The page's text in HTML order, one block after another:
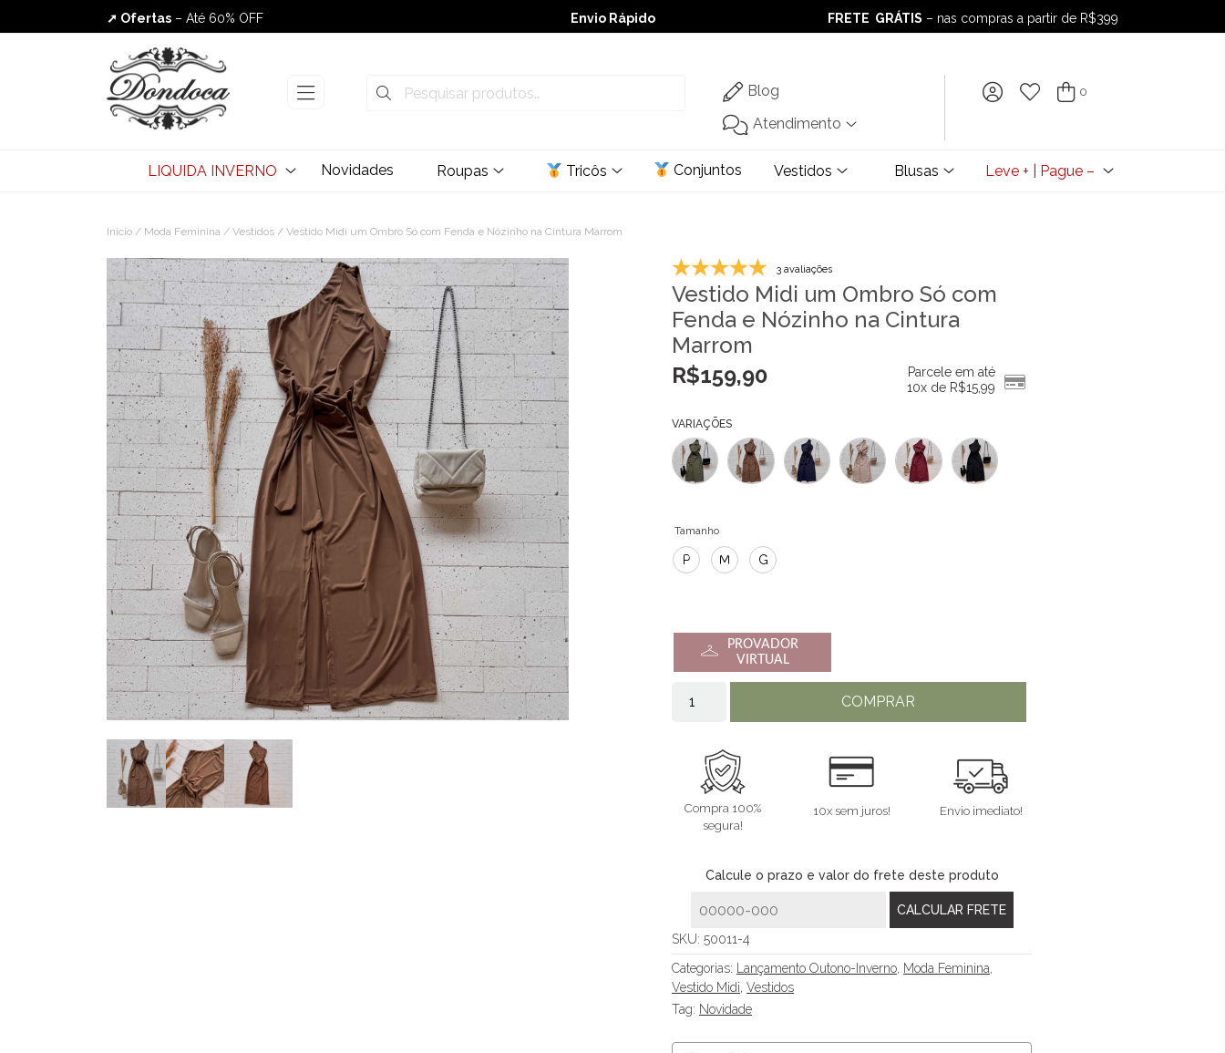
➚ Ofertas – Até 60% OFF
Envio Rápido
Envio Rápido
➚ Ofertas– Até 60% OFF
FRETE GRÁTIS – nas compras a partir de R$399
FRETE GRÁTIS– nas compras a partir de R$399
Blog
Atendimento
0
LIQUIDA INVERNO Novidades Roupas Tricôs Conjuntos Vestidos Blusas Leve + | Pague –
Início / Moda Feminina / Vestidos / Vestido Midi um Ombro Só com Fenda e Nózinho na Cintura Marrom
3 avaliações
Vestido Midi um Ombro Só com
Fenda e Nózinho na Cintura
Marrom
R$159,90
Parcele em até
10x de R$15,99
VARIAÇÕES
Tamanho
P M G
PROVADOR
VIRTUAL
COMPRAR
Compra 100%
segura!
10x sem juros! Envio imediato!
Calcule o prazo e valor do frete deste produto
SKU: 50011-4
Categorias: Lançamento Outono-Inverno, Moda Feminina,
Vestido Midi, Vestidos
Tag: Novidade